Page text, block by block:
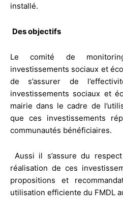
installé.
Des objectifs
Le comité de
investissements sociaux et
de s’assurer de
investissements sociaux et
mairie dans le cadre de
que ces investissements
communautés bénéficiaires.
Aussi il s’assure du
réalisation de ces
propositions et
utilisation efficiente du FMDL